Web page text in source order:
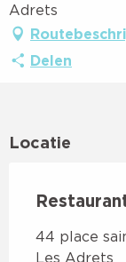
Adrets
Delen
Locatie
44 place
Les Adrets